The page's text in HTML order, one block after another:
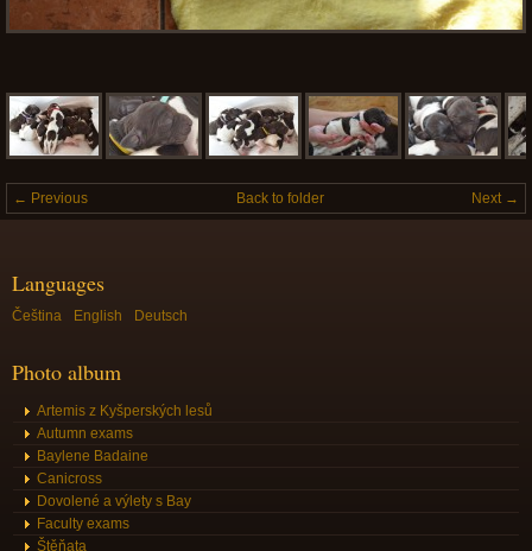
← Previous Next →
Back to folder
Languages
Čeština English Deutsch
Photo album
Artemis z Kyšperských lesů
Autumn exams
Baylene Badaine
Canicross
Dovolené a výlety s Bay
Faculty exams
Štěňata